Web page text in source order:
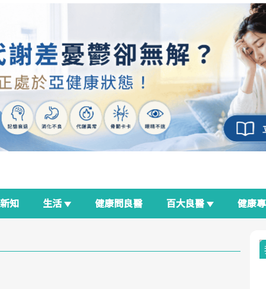
新知 生活 健康問良醫 百大良醫 健康
良醫生活祭